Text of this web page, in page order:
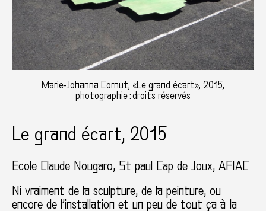
Marie-Johanna Cornut, «Le grand écart», 2015,
photographie : droits réservés
Le grand écart, 2015
Ecole Claude Nougaro St paul Cap de Joux AFIAC
Ni vraiment de la sculpture, de la peinture, ou
encore de l’installation et un peu de tout ça à la